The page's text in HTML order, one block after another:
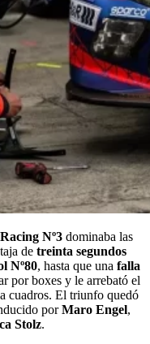
Nº3 dominaba las
de treinta segundos
Nº80, hasta que una falla
por boxes y le arrebató el
cuadros. El triunfo quedó
porMaro Engel,
Stolz.